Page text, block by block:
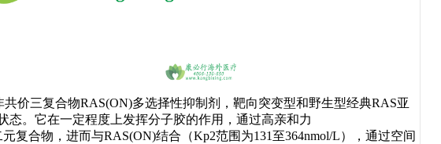
共价三复合物RAS(ON)多选择性抑制剂，靶向突变型和野生型经典RAS亚
态。它在一定程度上发挥分子胶的作用，通过高亲和力
复合物，进而与RAS(ON)结合（Kp2范围为131至364nmol/L），通过空间